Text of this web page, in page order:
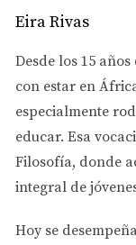
todos los
los
Fundación:
inestabilidad.
Recuerda que
ahorrarte miles
un informe
Vecindario y
Eira Rivas
Desde los 15
con estar en
especialmente
educar. Esa
Filosofía, donde
integral de
Hoy se